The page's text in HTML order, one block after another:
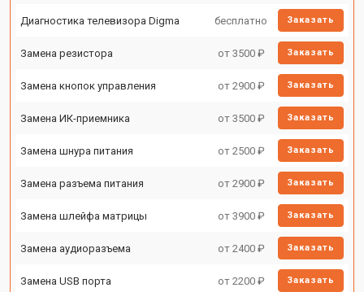
Диагностика телевизора Digma бесплатно Заказать
Замена резистора от 3500 ₽ Заказать
Замена кнопок управления от 2900 ₽ Заказать
Замена ИК-приемника от 3500 ₽ Заказать
Замена шнура питания от 2500 ₽ Заказать
Замена разъема питания от 2900 ₽ Заказать
Замена шлейфа матрицы от 3900 ₽ Заказать
Замена аудиоразъема от 2400 ₽ Заказать
Замена USB порта от 2200 ₽ Заказать